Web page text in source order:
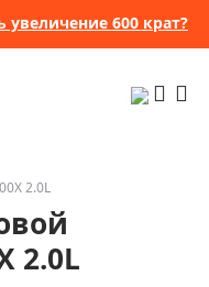
600 крат?
2.0L
2.0L